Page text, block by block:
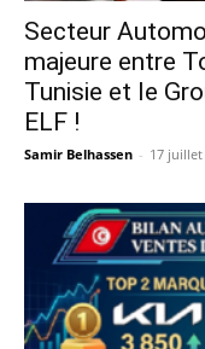
Secteur
majeure entre
Tunisie et le
ELF !
Samir Belhassen - 17 juillet